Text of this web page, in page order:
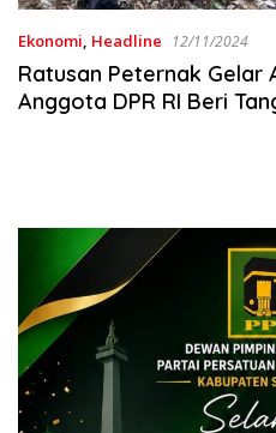
Ekonomi, Headline 12/11/2024
Ratusan Peternak Gelar
Anggota DPR RI Beri